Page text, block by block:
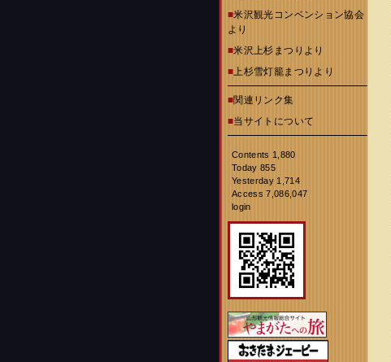
■米沢観光コンベンション協会
より
■米沢上杉まつりより
■上杉雪灯籠まつりより
■関連リンク集
■当サイトについて
Contents 1,880
Today 855
Yesterday 1,714
Access 7,086,047
login